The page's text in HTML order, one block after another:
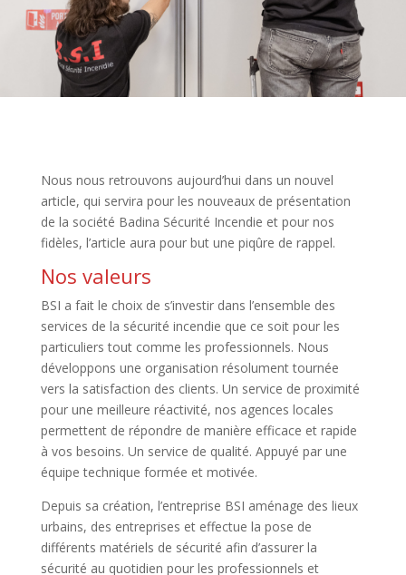
Nous nous retrouvons aujourd’hui dans un nouvel
article, qui servira pour les nouveaux de présentation
de la société Badina Sécurité Incendie et pour nos
fidèles, l’article aura pour but une piqûre de rappel.
Nos valeurs
BSI a fait le choix de s’investir dans l’ensemble des
services de la sécurité incendie que ce soit pour les
particuliers tout comme les professionnels. Nous
développons une organisation résolument tournée
vers la satisfaction des clients. Un service de proximité
pour une meilleure réactivité, nos agences locales
permettent de répondre de manière efficace et rapide
à vos besoins. Un service de qualité. Appuyé par une
équipe technique formée et motivée.
Depuis sa création, l’entreprise BSI aménage des lieux
urbains, des entreprises et effectue la pose de
différents matériels de sécurité afin d’assurer la
sécurité au quotidien pour les professionnels et